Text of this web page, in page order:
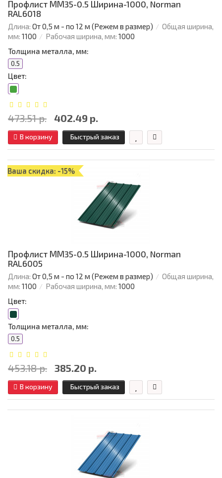
Профлист ММ35-0.5 Ширина-1000, Norman
RAL6018
Длина: От 0,5 м - по 12 м (Режем в размер)
Общая ширина,
мм: 1100 Рабочая ширина, мм: 1000
Толщина металла, мм:
0.5
Цвет:
473.51 р. 402.49 р.
В корзину Быстрый заказ
Ваша скидка: -15%
Профлист ММ35-0.5 Ширина-1000, Norman
RAL6005
Длина: От 0,5 м - по 12 м (Режем в размер)
Общая ширина,
мм: 1100 Рабочая ширина, мм: 1000
Цвет:
Толщина металла, мм:
0.5
453.18 р. 385.20 р.
В корзину Быстрый заказ